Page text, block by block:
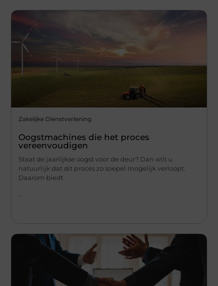
Zakelijke Dienstverlening
Oogstmachines die het proces
vereenvoudigen
Staat de jaarlijkse oogst voor de deur? Dan wilt u
natuurlijk dat dit proces zo soepel mogelijk verloopt.
Daarom biedt
...